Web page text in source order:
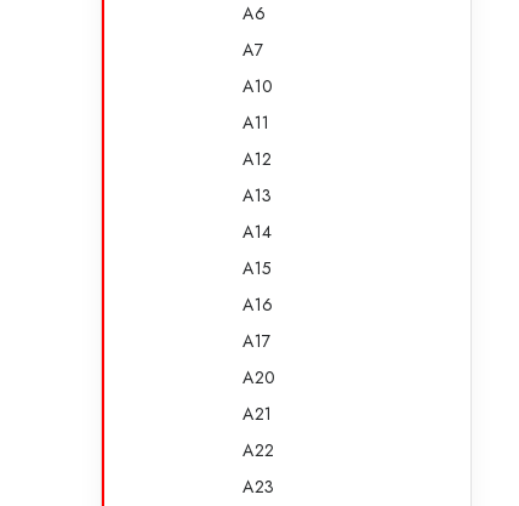
A6
A7
A10
A11
A12
A13
A14
A15
A16
A17
A20
A21
A22
A23